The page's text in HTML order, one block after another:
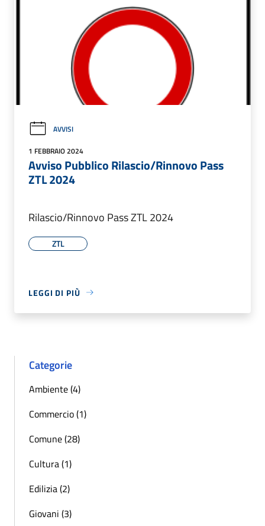
AVVISI
1 FEBBRAIO 2024
Avviso Pubblico Rilascio/Rinnovo Pass
ZTL 2024
Rilascio/Rinnovo Pass ZTL 2024
ZTL
LEGGI DI PIÙ
Categorie
Ambiente (4)
Commercio (1)
Comune (28)
Cultura (1)
Edilizia (2)
Giovani (3)